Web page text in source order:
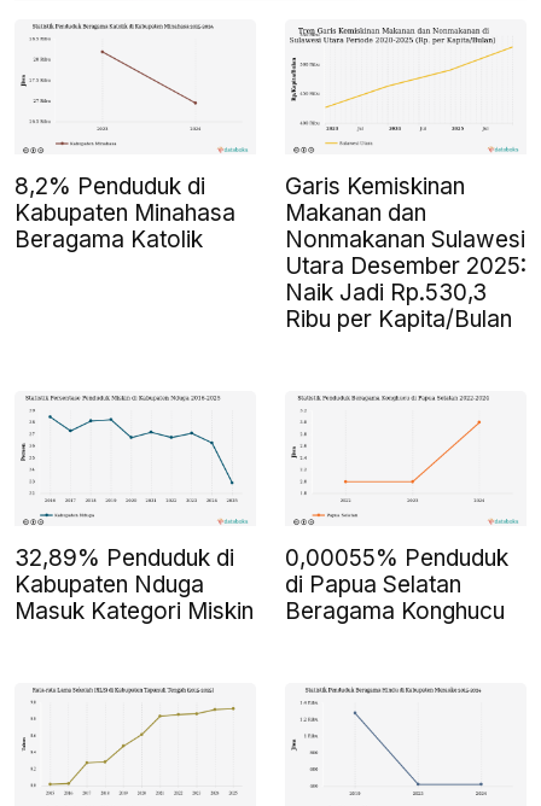
8,2% Penduduk di
Kabupaten Minahasa
Beragama Katolik
Garis Kemiskinan
Makanan dan
Nonmakanan Sulawesi
Utara Desember 2025:
Naik Jadi Rp.530,3
Ribu per Kapita/Bulan
32,89% Penduduk di
Kabupaten Nduga
Masuk Kategori Miskin
0,00055% Penduduk
di Papua Selatan
Beragama Konghucu